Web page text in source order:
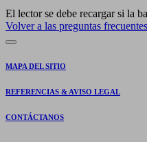
El lector se debe recargar si la
Volver a las preguntas frecuentes
MAPA DEL SITIO
REFERENCIAS & AVISO LEGAL
CONTÁCTANOS